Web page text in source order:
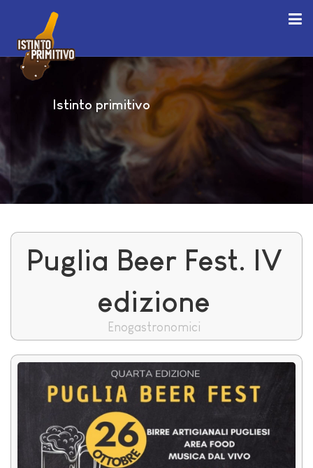
Istinto primitivo
Puglia Beer Fest. IV
edizione
Enogastronomici